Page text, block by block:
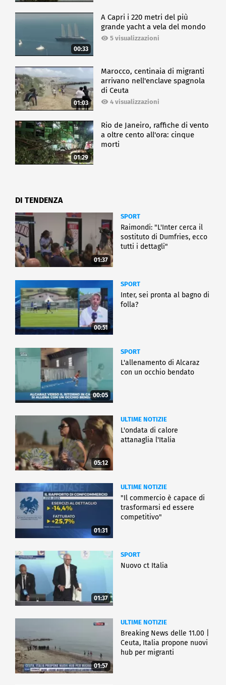
00:33
A Capri i 220 metri del più
grande yacht a vela del mondo
5 visualizzazioni
01:03
Marocco, centinaia di migranti
arrivano nell'enclave spagnola
di Ceuta
4 visualizzazioni
01:29
Rio de Janeiro, raffiche di vento
a oltre cento all'ora: cinque
morti
DI TENDENZA
01:37
SPORT
Raimondi: "L'Inter cerca il
sostituto di Dumfries, ecco
tutti i dettagli"
00:51
SPORT
Inter, sei pronta al bagno di
folla?
00:05
SPORT
L'allenamento di Alcaraz
con un occhio bendato
05:12
ULTIME NOTIZIE
L'ondata di calore
attanaglia l'Italia
01:31
ULTIME NOTIZIE
"Il commercio è capace di
trasformarsi ed essere
competitivo"
01:37
SPORT
Nuovo ct Italia
01:57
ULTIME NOTIZIE
Breaking News delle 11.00 |
Ceuta, Italia propone nuovi
hub per migranti